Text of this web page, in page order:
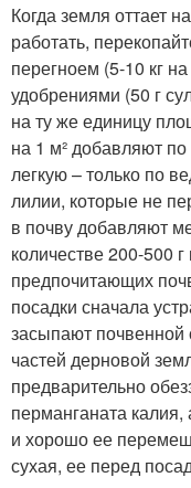
Когда земля оттает
работать,
перегноем (5-10 кг
удобрениями (50 г
на ту же единицу
на 1 м² добавляют
легкую – только по
лилии, которые не
в почву добавляют
количестве 200-500
предпочитающих
посадки сначала
засыпают
частей дерновой
предварительно
перманганата
и хорошо ее
сухая, ее перед